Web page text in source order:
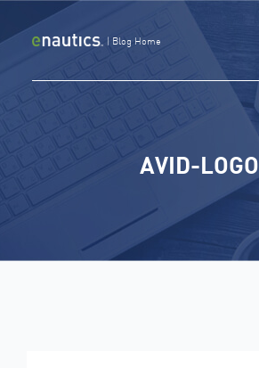
al
| Blog Home
AVID-LOGO